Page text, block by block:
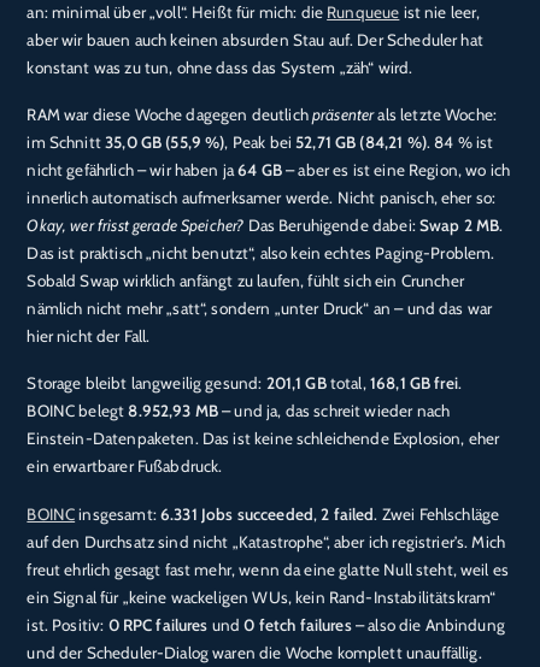
an: minimal über „voll“. Heißt für mich: die Runqueue ist nie leer,
aber wir bauen auch keinen absurden Stau auf. Der Scheduler hat
konstant was zu tun, ohne dass das System „zäh“ wird.
RAM war diese Woche dagegen deutlichpräsenterals letzte Woche:
im Schnitt35,0 GB (55,9 %), Peak bei 52,71 GB (84,21 %). 84 % ist
nicht gefährlich – wir haben ja64 GB– aber es ist eine Region, wo ich
innerlich automatisch aufmerksamer werde. Nicht panisch, eher so:
Okay, wer frisst gerade Speicher? Das Beruhigende dabei:Swap 2 MB.
Das ist praktisch „nicht benutzt“, also kein echtes Paging-Problem.
Sobald Swap wirklich anfängt zu laufen, fühlt sich ein Cruncher
nämlich nicht mehr „satt“, sondern „unter Druck“ an – und das war
hier nicht der Fall.
Storage bleibt langweilig gesund: 201,1 GBtotal,168,1 GB frei.
BOINC belegt8.952,93 MB– und ja, das schreit wieder nach
Einstein-Datenpaketen. Das ist keine schleichende Explosion, eher
ein erwartbarer Fußabdruck.
BOINCinsgesamt:6.331 Jobs succeeded,2 failed. Zwei Fehlschläge
auf den Durchsatz sind nicht „Katastrophe“, aber ich registrier’s. Mich
freut ehrlich gesagt fast mehr, wenn da eine glatte Null steht, weil es
ein Signal für „keine wackeligen WUs, kein Rand-Instabilitätskram“
ist. Positiv: 0 RPC failures und0 fetch failures– also die Anbindung
und der Scheduler-Dialog waren die Woche komplett unauffällig.